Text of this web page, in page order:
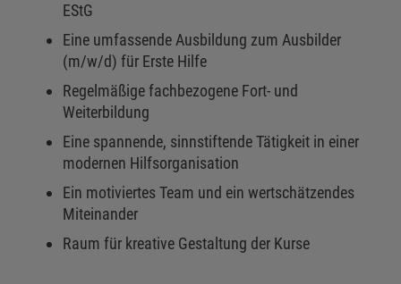
EStG
Eine umfassende Ausbildung zum Ausbilder
(m/w/d) für Erste Hilfe
Regelmäßige fachbezogene Fort- und
Weiterbildung
Eine spannende, sinnstiftende Tätigkeit in einer
modernen Hilfsorganisation
Ein motiviertes Team und ein wertschätzendes
Miteinander
Raum für kreative Gestaltung der Kurse